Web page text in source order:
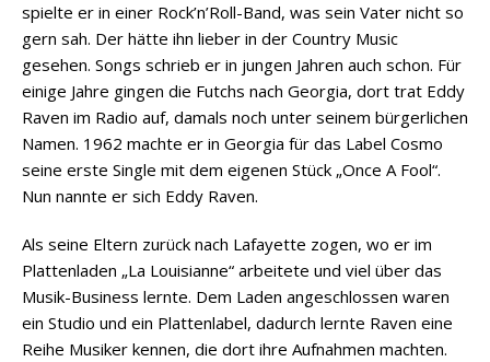
spielte er in einer Rock’n’Roll-Band, was sein Vater nicht so
gern sah. Der hätte ihn lieber in der Country Music
gesehen. Songs schrieb er in jungen Jahren auch schon. Für
einige Jahre gingen die Futchs nach Georgia, dort trat Eddy
Raven im Radio auf, damals noch unter seinem bürgerlichen
Namen. 1962 machte er in Georgia für das Label Cosmo
seine erste Single mit dem eigenen Stück „Once A Fool“.
Nun nannte er sich Eddy Raven.
Als seine Eltern zurück nach Lafayette zogen, wo er im
Plattenladen „La Louisianne“ arbeitete und viel über das
Musik-Business lernte. Dem Laden angeschlossen waren
ein Studio und ein Plattenlabel, dadurch lernte Raven eine
Reihe Musiker kennen, die dort ihre Aufnahmen machten.